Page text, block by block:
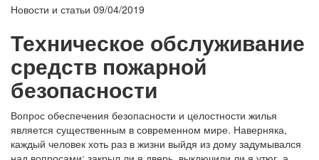
Новости и статьи 09/04/2019
Техническое обслуживание
средств пожарной
безопасности
Вопрос обеспечения безопасности и целостности жилья
является существенным в современном мире. Наверняка,
каждый человек хоть раз в жизни выйдя из дому задумывался